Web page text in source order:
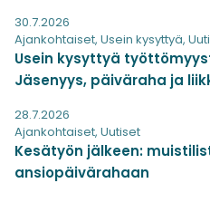
30.7.2026
Ajankohtaiset, Usein kysyttyä,
Usein kysyttyä
Jäsenyys, päiväraha ja
28.7.2026
Ajankohtaiset, Uutiset
Kesätyön jälkeen:
ansiopäivärahaan